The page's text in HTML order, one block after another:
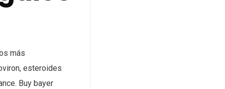
más
esteroides
Buy bayer